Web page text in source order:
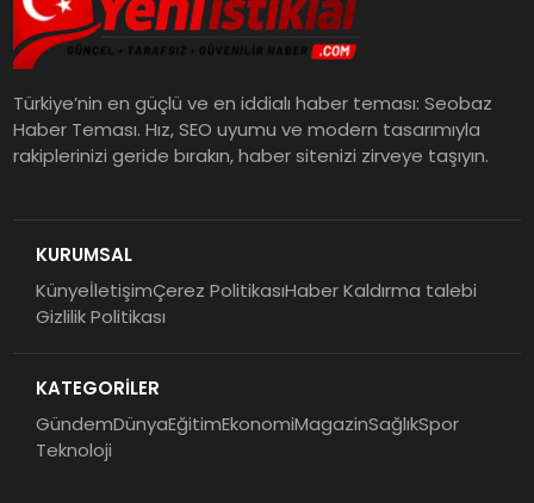
Türkiye’nin en güçlü ve en iddialı haber teması: Seobaz
Haber Teması. Hız, SEO uyumu ve modern tasarımıyla
rakiplerinizi geride bırakın, haber sitenizi zirveye taşıyın.
KURUMSAL
KünyeİletişimÇerez PolitikasıHaber Kaldırma talebi
Gizlilik Politikası
KATEGORİLER
GündemDünyaEğitimEkonomiMagazinSağlıkSpor
Teknoloji